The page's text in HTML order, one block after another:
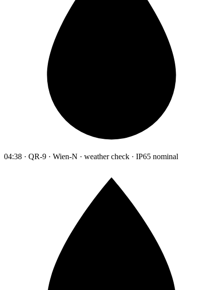
04:38 · QR-9 · Wien-N · weather check · IP65 nominal